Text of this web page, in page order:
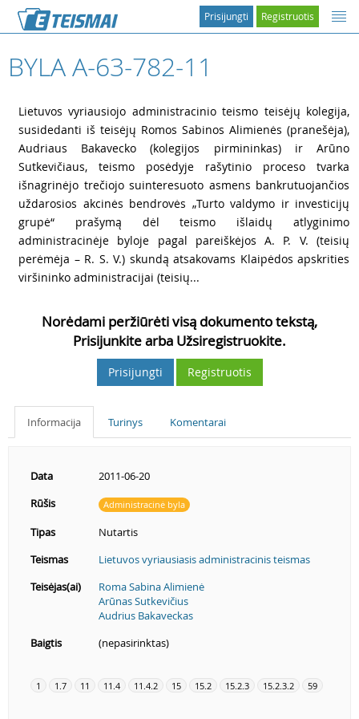
Registruotis
Prisijungti
BYLA A-63-782-11
Lietuvos vyriausiojo administracinio teismo teisėjų kolegija,
susidedanti iš teisėjų Romos Sabinos Alimienės (pranešėja),
Audriaus Bakavecko (kolegijos pirmininkas) ir Arūno
Sutkevičiaus, teismo posėdyje rašytinio proceso tvarka
išnagrinėjo trečiojo suinteresuoto asmens bankrutuojančios
uždarosios akcinės bendrovės „Turto valdymo ir investicijų
grupė“ prašymą dėl teismo išlaidų atlyginimo
administracinėje byloje pagal pareiškėjos A. P. V. (teisių
perėmėja – R. S. V.) skundą atsakovams Klaipėdos apskrities
viršininko administracijai (teisių...
Norėdami peržiūrėti visą dokumento tekstą,
Prisijunkite arba Užsiregistruokite.
Prisijungti Registruotis
Informacija Turinys Komentarai
Data
2011-06-20
Rūšis
Administracinė byla
Tipas
Nutartis
Teismas
Lietuvos vyriausiasis administracinis teismas
Teisėjas(ai)
Roma Sabina Alimienė
Arūnas Sutkevičius
Audrius Bakaveckas
Baigtis
(nepasirinktas)
1 1.7 11 11.4 11.4.2 15 15.2 15.2.3 15.2.3.2 59